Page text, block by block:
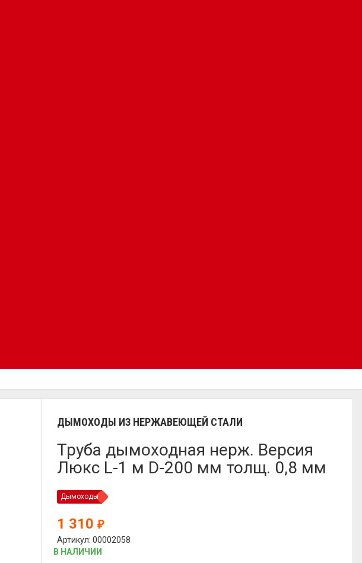
ДЫМОХОДЫ ИЗ НЕРЖАВЕЮЩЕЙ СТАЛИ
Труба дымоходная нерж. Версия
Люкс L-1 м D-200 мм толщ. 0,8 мм
Дымоходы
1 310₽
Артикул: 00002058
В НАЛИЧИИ